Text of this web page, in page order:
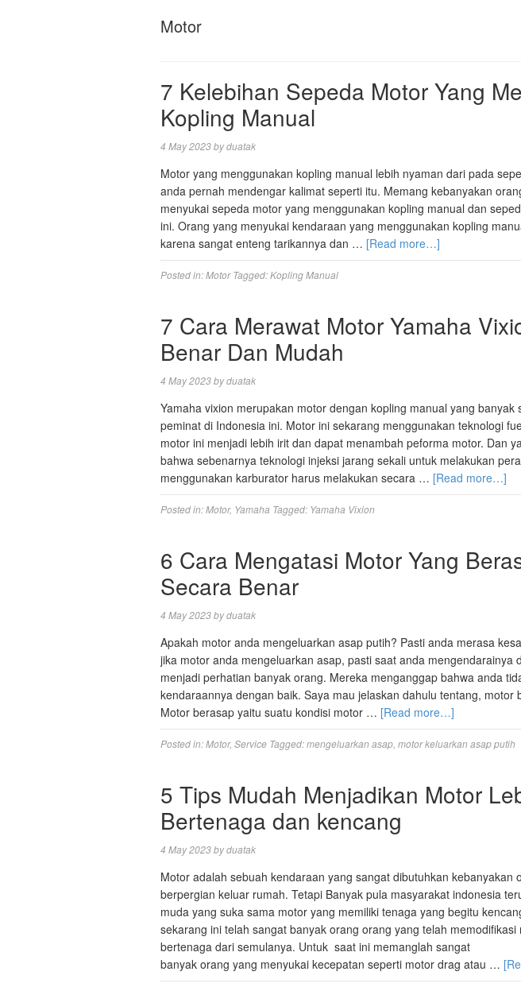
Motor
7 Kelebihan Sepeda Motor Yang
Kopling Manual
4 May 2023byduatak
Motor yang menggunakan kopling manual lebih nyaman dari pada
anda pernah mendengar kalimat seperti itu. Memang kebanyakan
menyukai sepeda motor yang menggunakan kopling manual dan
ini. Orang yang menyukai kendaraan yang menggunakan kopling
karena sangat enteng tarikannya dan … [Read more…]
Posted in:Motor Tagged:Kopling Manual
7 Cara Merawat Motor Yamaha
Benar Dan Mudah
4 May 2023byduatak
Yamaha vixion merupakan motor dengan kopling manual yang banyak
peminat di Indonesia ini. Motor ini sekarang menggunakan teknologi
motor ini menjadi lebih irit dan dapat menambah peforma motor. Dan
bahwa sebenarnya teknologi injeksi jarang sekali untuk melakukan
menggunakan karburator harus melakukan secara … [Read more…]
Posted in:Motor, Yamaha Tagged: Yamaha Vixion
6 Cara Mengatasi Motor Yang
Secara Benar
4 May 2023byduatak
Apakah motor anda mengeluarkan asap putih? Pasti anda merasa
jika motor anda mengeluarkan asap, pasti saat anda mengendarainya
menjadi perhatian banyak orang. Mereka menganggap bahwa anda
kendaraannya dengan baik. Saya mau jelaskan dahulu tentang, motor
Motor berasap yaitu suatu kondisi motor … [Read more…]
Posted in:Motor, Service Tagged:mengeluarkan asap motor keluarkan asap putih
5 Tips Mudah Menjadikan Motor
Bertenaga dan kencang
4 May 2023byduatak
Motor adalah sebuah kendaraan yang sangat dibutuhkan kebanyakan
berpergian keluar rumah. Tetapi Banyak pula masyarakat indonesia
muda yang suka sama motor yang memiliki tenaga yang begitu
sekarang ini telah sangat banyak orang orang yang telah memodifikasi
bertenaga dari semulanya. Untuk saat ini memanglah sangat
banyak orang yang menyukai kecepatan seperti motor drag atau …